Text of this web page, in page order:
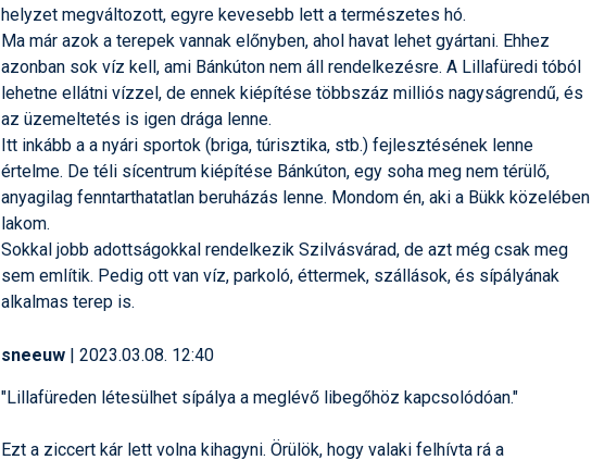
helyzet megváltozott, egyre kevesebb lett a természetes hó.
Ma már azok a terepek vannak előnyben, ahol havat lehet gyártani. Ehhez
azonban sok víz kell, ami Bánkúton nem áll rendelkezésre. A Lillafüredi tóból
lehetne ellátni vízzel, de ennek kiépítése többszáz milliós nagyságrendű, és
az üzemeltetés is igen drága lenne.
Itt inkább a a nyári sportok (briga, túrisztika, stb.) fejlesztésének lenne
értelme. De téli sícentrum kiépítése Bánkúton, egy soha meg nem térülő,
anyagilag fenntarthatatlan beruházás lenne. Mondom én, aki a Bükk közelében
lakom.
Sokkal jobb adottságokkal rendelkezik Szilvásvárad, de azt még csak meg
sem említik. Pedig ott van víz, parkoló, éttermek, szállások, és sípályának
alkalmas terep is.
sneeuw | 2023.03.08. 12:40
"Lillafüreden létesülhet sípálya a meglévő libegőhöz kapcsolódóan."
Ezt a ziccert kár lett volna kihagyni. Örülök, hogy valaki felhívta rá a